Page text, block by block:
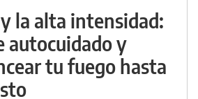
la alta intensidad:
autocuidado y
tu fuego hasta